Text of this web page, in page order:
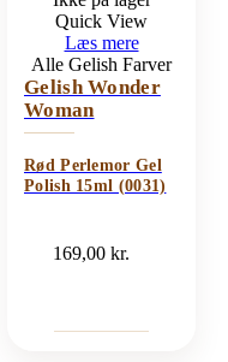
Quick View
Læs mere
Alle Gelish Farver
Gelish Wonder
Woman
Rød Perlemor Gel
Polish 15ml (0031)
169,00kr.